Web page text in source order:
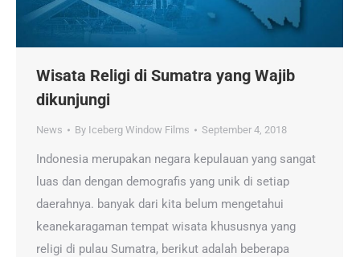
Wisata Religi di Sumatra yang Wajib
dikunjungi
News By Iceberg Window Films September 4, 2018
Indonesia merupakan negara kepulauan yang sangat
luas dan dengan demografis yang unik di setiap
daerahnya. banyak dari kita belum mengetahui
keanekaragaman tempat wisata khususnya yang
religi di pulau Sumatra, berikut adalah beberapa